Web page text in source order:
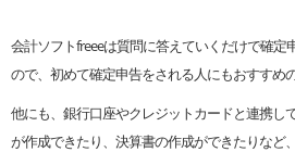
会計ソフトfreeeは質問に答えていくだけで確定
ので、初めて確定申告をされる人にもおすすめ
他にも、銀行口座やクレジットカードと連携し
が作成できたり、決算書の作成ができたりなど